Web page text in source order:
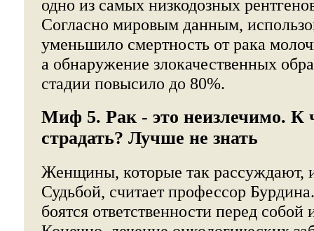
одно из самых низкодозных
Согласно мировым данным,
уменьшило смертность от рака
а обнаружение злокачественных
стадии повысило до 80%.
Миф 5. Рак - это неизлечимо. К
страдать? Лучше не знать
Женщины, которые так рассуждают,
Судьбой, считает профессор
боятся ответственности перед